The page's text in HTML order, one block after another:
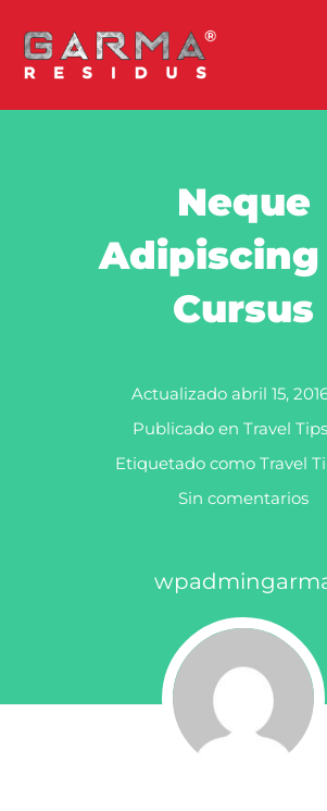
Neque
Adipiscing
Cursus
Actualizado abril 15,
Publicado en Travel Tips
Etiquetado como Travel
Sin comentarios